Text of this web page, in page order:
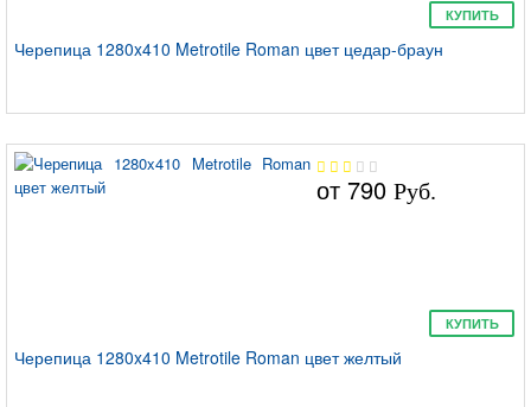
КУПИТЬ
Черепица 1280x410 Metrotile Roman цвет цедар-браун
от 790 Руб.
КУПИТЬ
Черепица 1280x410 Metrotile Roman цвет желтый